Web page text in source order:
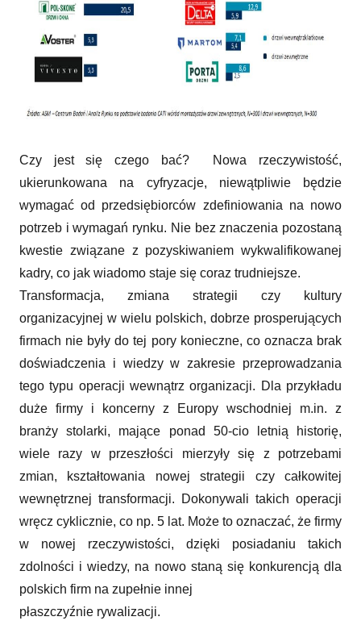
Czy jest się czego bać? Nowa rzeczywistość,
ukierunkowana na cyfryzacje, niewątpliwie będzie
wymagać od przedsiębiorców zdefiniowania na nowo
potrzeb i wymagań rynku. Nie bez znaczenia pozostaną
kwestie związane z pozyskiwaniem wykwalifikowanej
kadry, co jak wiadomo staje się coraz trudniejsze.
Transformacja, zmiana strategii czy kultury
organizacyjnej w wielu polskich, dobrze prosperujących
firmach nie były do tej pory konieczne, co oznacza brak
doświadczenia i wiedzy w zakresie przeprowadzania
tego typu operacji wewnątrz organizacji. Dla przykładu
duże firmy i koncerny z Europy wschodniej m.in. z
branży stolarki, mające ponad 50-cio letnią historię,
wiele razy w przeszłości mierzyły się z potrzebami
zmian, kształtowania nowej strategii czy całkowitej
wewnętrznej transformacji. Dokonywali takich operacji
wręcz cyklicznie, co np. 5 lat. Może to oznaczać, że firmy
w nowej rzeczywistości, dzięki posiadaniu takich
zdolności i wiedzy, na nowo staną się konkurencją dla
polskich firm na zupełnie innej
płaszczyźnie rywalizacji.